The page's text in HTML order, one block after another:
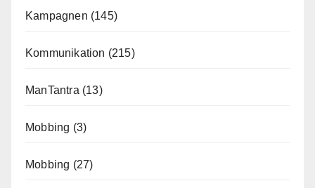
Kampagnen (145)
Kommunikation (215)
ManTantra (13)
Mobbing (3)
Mobbing (27)